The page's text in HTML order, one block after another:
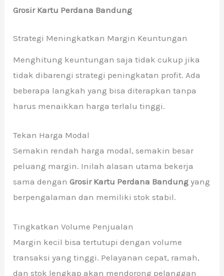
Grosir Kartu Perdana Bandung
Strategi Meningkatkan Margin Keuntungan
Menghitung keuntungan saja tidak cukup jika
tidak dibarengi strategi peningkatan profit. Ada
beberapa langkah yang bisa diterapkan tanpa
harus menaikkan harga terlalu tinggi.
Tekan Harga Modal
Semakin rendah harga modal, semakin besar
peluang margin. Inilah alasan utama bekerja
sama denganGrosir Kartu Perdana Bandung yang
berpengalaman dan memiliki stok stabil.
Tingkatkan Volume Penjualan
Margin kecil bisa tertutupi dengan volume
transaksi yang tinggi. Pelayanan cepat, ramah,
dan stok lengkap akan mendorong pelanggan